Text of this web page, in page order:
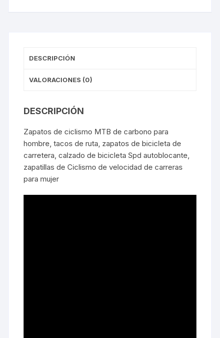
cantidad
DESCRIPCIÓN
VALORACIONES (0)
DESCRIPCIÓN
Zapatos de ciclismo MTB de carbono para
hombre, tacos de ruta, zapatos de bicicleta de
carretera, calzado de bicicleta Spd autoblocante,
zapatillas de Ciclismo de velocidad de carreras
para mujer